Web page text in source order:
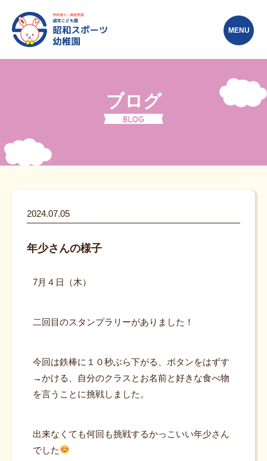
MENU
ブログ
2024.07.05
年少さんの様子
7月４日（木）
二回目のスタンプラリーがありました！
今回は鉄棒に１０秒ぶら下がる、ボタンをはずす
→かける、自分のクラスとお名前と好きな食べ物
を言うことに挑戦しました。
出来なくても何回も挑戦するかっこいい年少さん
でした